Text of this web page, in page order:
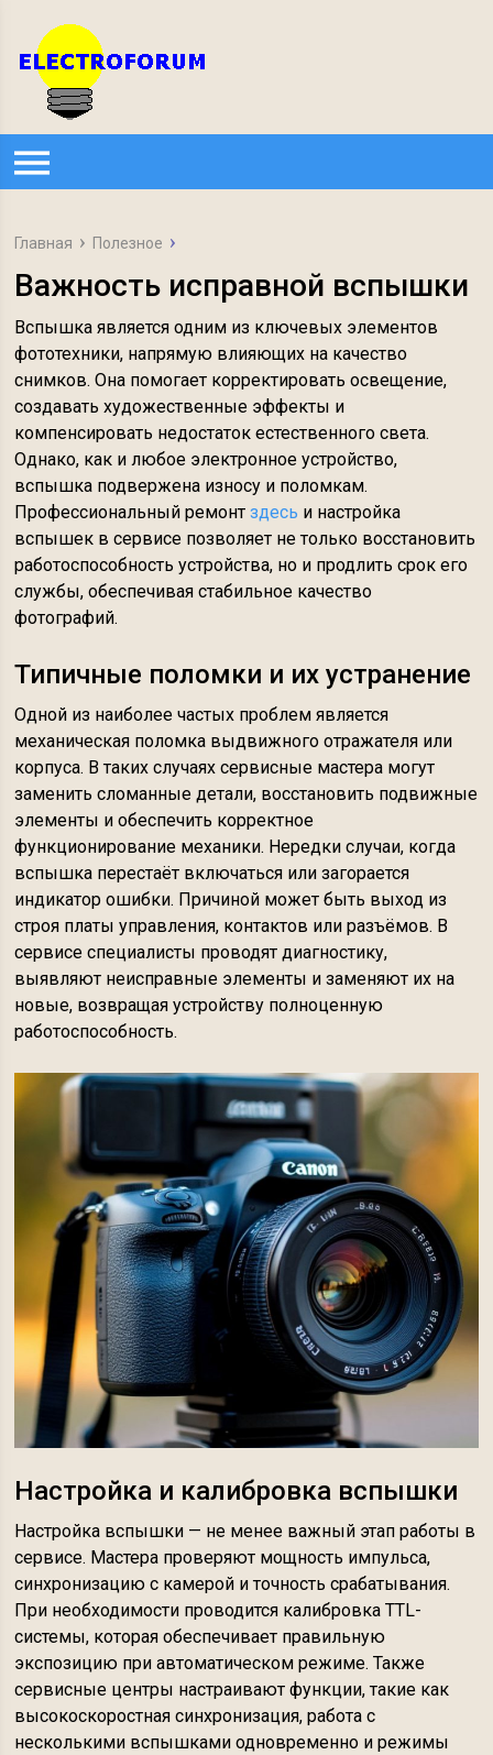
Главная Полезное
Важность исправной вспышки
Вспышка является одним из ключевых элементов
фототехники, напрямую влияющих на качество
снимков. Она помогает корректировать освещение,
создавать художественные эффекты и
компенсировать недостаток естественного света.
Однако, как и любое электронное устройство,
вспышка подвержена износу и поломкам.
Профессиональный ремонтздесь и настройка
вспышек в сервисе позволяет не только восстановить
работоспособность устройства, но и продлить срок его
службы, обеспечивая стабильное качество
фотографий.
Типичные поломки и их устранение
Одной из наиболее частых проблем является
механическая поломка выдвижного отражателя или
корпуса. В таких случаях сервисные мастера могут
заменить сломанные детали, восстановить подвижные
элементы и обеспечить корректное
функционирование механики. Нередки случаи, когда
вспышка перестаёт включаться или загорается
индикатор ошибки. Причиной может быть выход из
строя платы управления, контактов или разъёмов. В
сервисе специалисты проводят диагностику,
выявляют неисправные элементы и заменяют их на
новые, возвращая устройству полноценную
работоспособность.
Настройка и калибровка вспышки
Настройка вспышки — не менее важный этап работы в
сервисе. Мастера проверяют мощность импульса,
синхронизацию с камерой и точность срабатывания.
При необходимости проводится калибровка TTL-
системы, которая обеспечивает правильную
экспозицию при автоматическом режиме. Также
сервисные центры настраивают функции, такие как
высокоскоростная синхронизация, работа с
несколькими вспышками одновременно и режимы